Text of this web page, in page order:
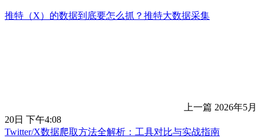
推特（X）的数据到底要怎么抓？推特大数据采集
上一篇 2026年5月
20日 下午4:08
Twitter/X数据爬取方法全解析：工具对比与实战指南